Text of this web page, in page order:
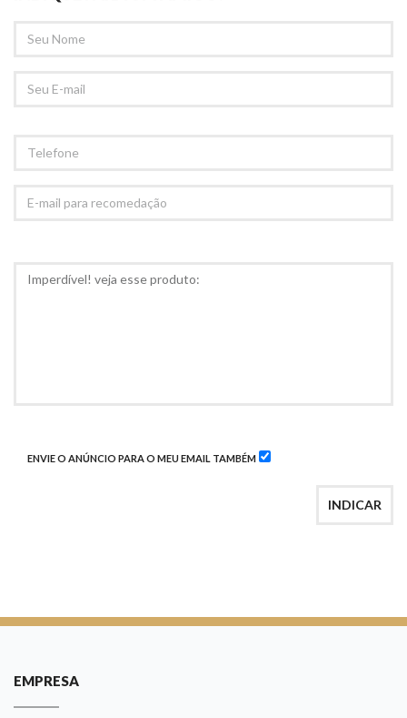
NOME
EMAIL
MAIL
ENVIE O ANÚNCIO PARA O MEU EMAIL TAMBÉM
INDICAR
EMPRESA